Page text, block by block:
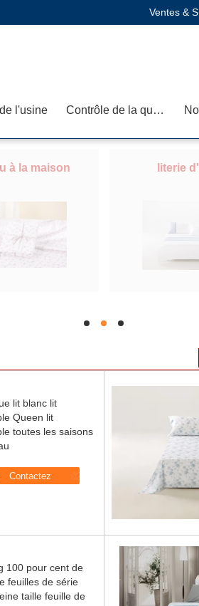
Ventes &
l'usine Contrôle de la qualité
à la maison literie
hd hd hd
lit blanc lit
Queen lit
toutes les saisons
Contactez
100 pour cent de
feuilles de série
taille feuille de